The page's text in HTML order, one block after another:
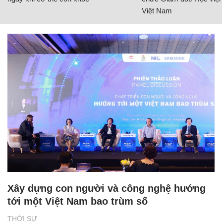
Việt Nam
THỜI SỰ
Xây dựng con người và công nghệ hướng
tới một Việt Nam bao trùm số